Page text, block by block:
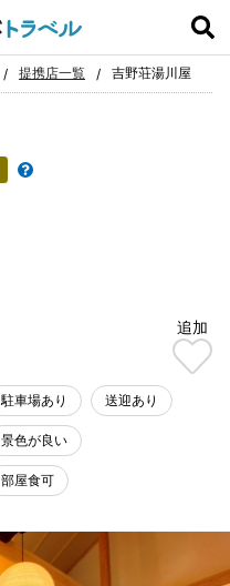
提携店一覧 吉野荘湯川屋
追加
駐車場あり 送迎あり
景色が良い
部屋食可